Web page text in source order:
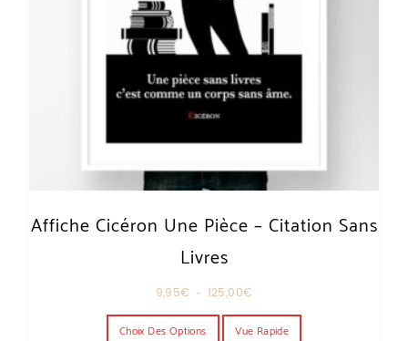
Affiche Cicéron Une Pièce – Citation Sans
Livres
9,95€ – 125,00€
Choix Des Options
Ce produit a plusieurs variations. Les
Vue Rapide